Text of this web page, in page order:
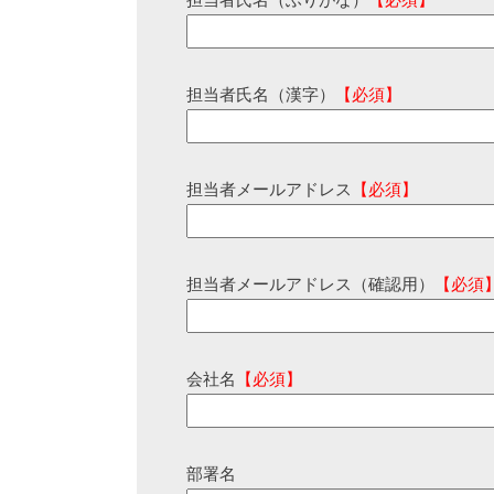
担当者氏名（漢字） 【必須】
担当者メールアドレス 【必須】
担当者メールアドレス（確認用） 【必須
会社名 【必須】
部署名